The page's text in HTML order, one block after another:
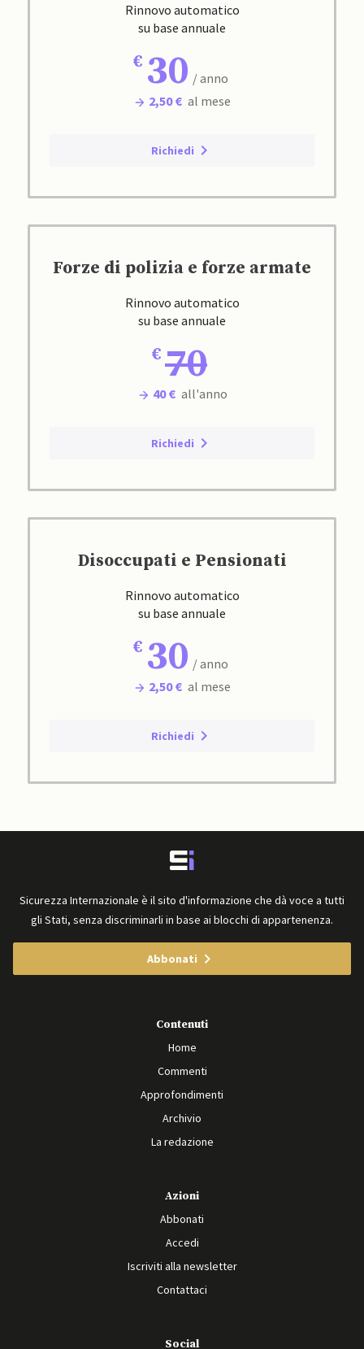
Rinnovo automatico
su base annuale
30 / anno
2,50 € al mese
Richiedi
Forze di polizia e forze armate
Rinnovo automatico
su base annuale
70
40 € all'anno
Richiedi
Disoccupati e Pensionati
Rinnovo automatico
su base annuale
30 / anno
2,50 € al mese
Richiedi
Sicurezza Internazionale è il sito d'informazione che dà voce a tutti
gli Stati, senza discriminarli in base ai blocchi di appartenenza.
Abbonati
Contenuti
Home
Commenti
Approfondimenti
Archivio
La redazione
Azioni
Abbonati
Accedi
Iscriviti alla newsletter
Contattaci
Social